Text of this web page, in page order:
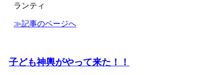
ランティ
≫記事のページへ
子ども神輿がやって来た！！